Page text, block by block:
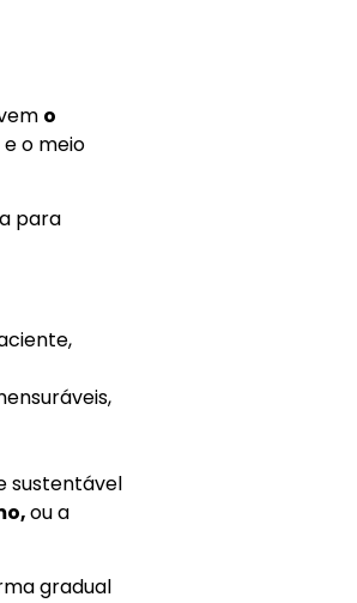
o
o meio
para
sustentável
ou a
gradual